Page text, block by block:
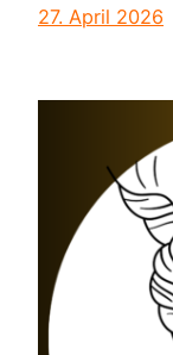
27. April 2026